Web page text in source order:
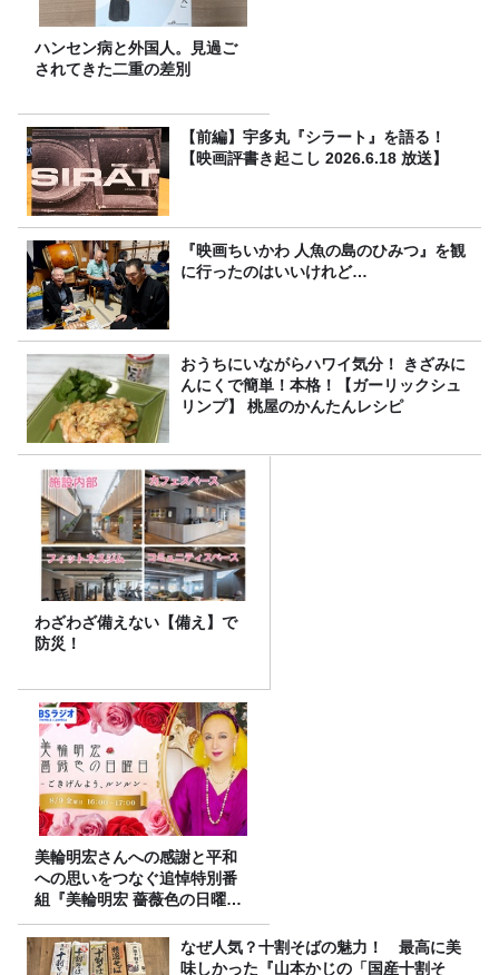
ハンセン病と外国人。見過ご
されてきた二重の差別
【前編】宇多丸『シラート』を語る！
【映画評書き起こし 2026.6.18 放送】
『映画ちいかわ 人魚の島のひみつ』を観
に行ったのはいいけれど…
おうちにいながらハワイ気分！ きざみに
んにくで簡単！本格！【ガーリックシュ
リンプ】 桃屋のかんたんレシピ
わざわざ備えない【備え】で
防災！
美輪明宏さんへの感謝と平和
への思いをつなぐ追悼特別番
組『美輪明宏 薔薇色の日曜日
～ごきげんよう、ルンルン
～』8/9（日）16時放送なぜ人気？十割そばの魅力！ 最高に美
味しかった『山本かじの「国産十割そ